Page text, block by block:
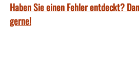
Haben Sie einen Fehler entdeckt?
gerne!